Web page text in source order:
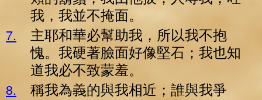
我，我並不掩面。
7.
主耶和華必幫助我，所以我不抱
愧。我硬著臉面好像堅石；我也知
道我必不致蒙羞。
8.
稱我為義的與我相近；誰與我爭